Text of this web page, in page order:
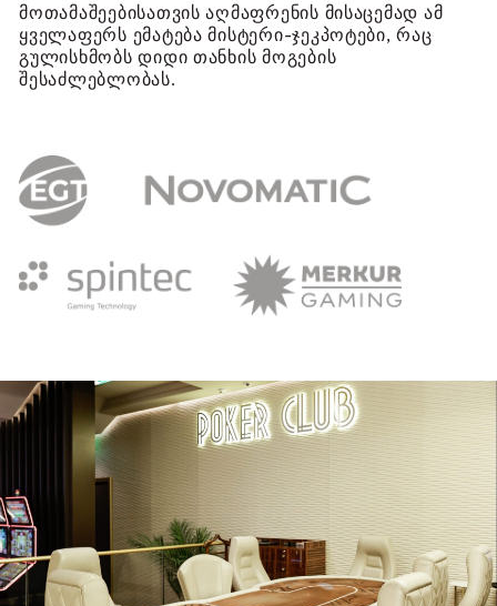
მოთამაშეებისათვის აღმაფრენის მისაცემად ამ
ყველაფერს ემატება მისტერი-ჯეკპოტები, რაც
გულისხმობს დიდი თანხის მოგების
შესაძლებლობას.